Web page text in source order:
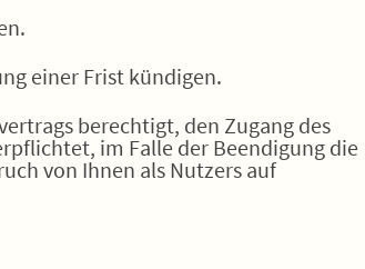
einer Frist kündigen.
berechtigt, den Zugang des
im Falle der Beendigung die
von Ihnen als Nutzers auf